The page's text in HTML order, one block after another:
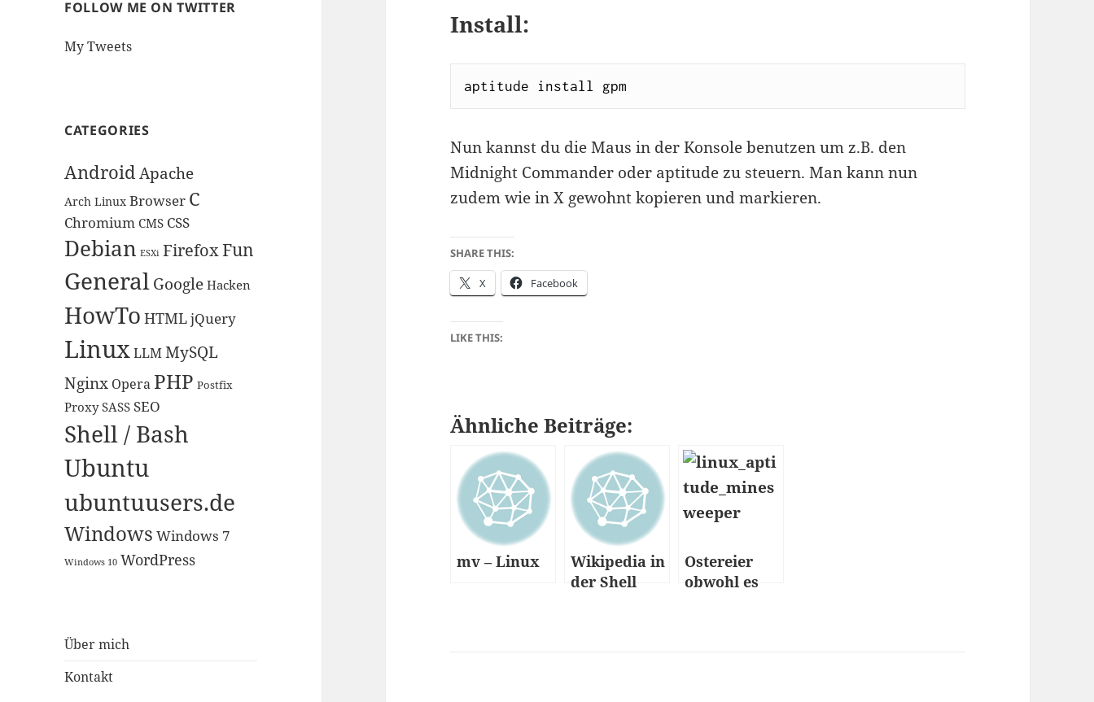
FOLLOW ME ON TWITTER
My Tweets
CATEGORIES
AndroidApache
Arch Linux Browser C
Chromium CMS CSS
Debian ESXi FirefoxFun
GeneralGoogle Hacken
HowTo HTMLjQuery
LinuxLLMMySQL
Nginx Opera PHP Postfix
Proxy SASS SEO
Shell / Bash
Ubuntu
ubuntuusers.de
Windows Windows 7
Windows 10 WordPress
Über mich
Kontakt
Install:
aptitude install gpm
Nun kannst du die Maus in der Konsole benutzen um z.B. den
Midnight Commander oder aptitude zu steuern. Man kann nun
zudem wie in X gewohnt kopieren und markieren.
SHARE THIS:
X Facebook
LIKE THIS:
Ähnliche Beiträge:
mv – Linux
Wikipedia in
der Shell
Ostereier
obwohl es